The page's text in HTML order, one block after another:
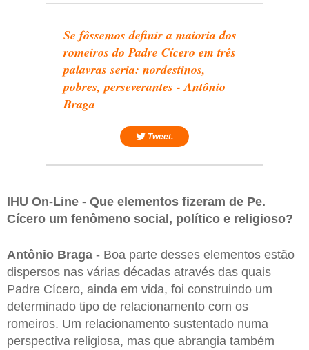
Se fôssemos definir a maioria dos
romeiros do Padre Cícero em três
palavras seria: nordestinos,
pobres, perseverantes - Antônio
Braga
Tweet.
IHU On-Line - Que elementos fizeram de Pe.
Cícero um fenômeno social, político e religioso?
Antônio Braga - Boa parte desses elementos estão
dispersos nas várias décadas através das quais
Padre Cícero, ainda em vida, foi construindo um
determinado tipo de relacionamento com os
romeiros. Um relacionamento sustentado numa
perspectiva religiosa, mas que abrangia também